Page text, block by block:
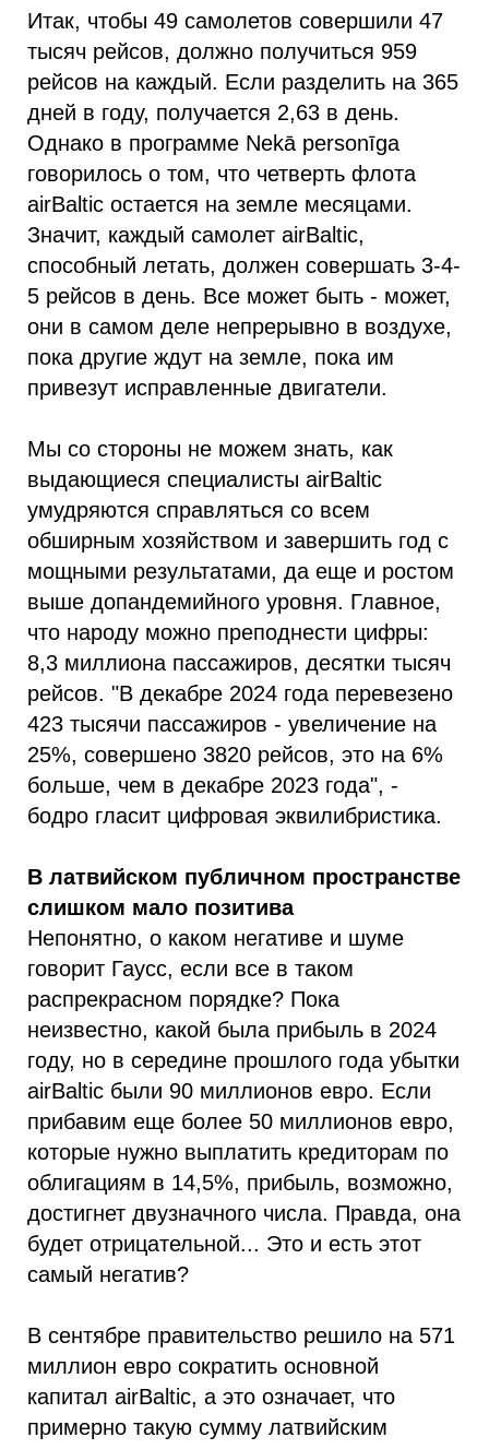
Итак, чтобы 49 самолетов совершили 47
тысяч рейсов, должно получиться 959
рейсов на каждый. Если разделить на 365
дней в году, получается 2,63 в день.
Однако в программе Nekā personīga
говорилось о том, что четверть флота
airBaltic остается на земле месяцами.
Значит, каждый самолет airBaltic,
способный летать, должен совершать 3-4-
5 рейсов в день. Все может быть - может,
они в самом деле непрерывно в воздухе,
пока другие ждут на земле, пока им
привезут исправленные двигатели.
Мы со стороны не можем знать, как
выдающиеся специалисты airBaltic
умудряются справляться со всем
обширным хозяйством и завершить год с
мощными результатами, да еще и ростом
выше допандемийного уровня. Главное,
что народу можно преподнести цифры:
8,3 миллиона пассажиров, десятки тысяч
рейсов. "В декабре 2024 года перевезено
423 тысячи пассажиров - увеличение на
25%, совершено 3820 рейсов, это на 6%
больше, чем в декабре 2023 года", -
бодро гласит цифровая эквилибристика.
В латвийском публичном пространстве
слишком мало позитива
Непонятно, о каком негативе и шуме
говорит Гаусс, если все в таком
распрекрасном порядке? Пока
неизвестно, какой была прибыль в 2024
году, но в середине прошлого года убытки
airBaltic были 90 миллионов евро. Если
прибавим еще более 50 миллионов евро,
которые нужно выплатить кредиторам по
облигациям в 14,5%, прибыль, возможно,
достигнет двузначного числа. Правда, она
будет отрицательной... Это и есть этот
самый негатив?
В сентябре правительство решило на 571
миллион евро сократить основной
капитал airBaltic, а это означает, что
примерно такую сумму латвийским